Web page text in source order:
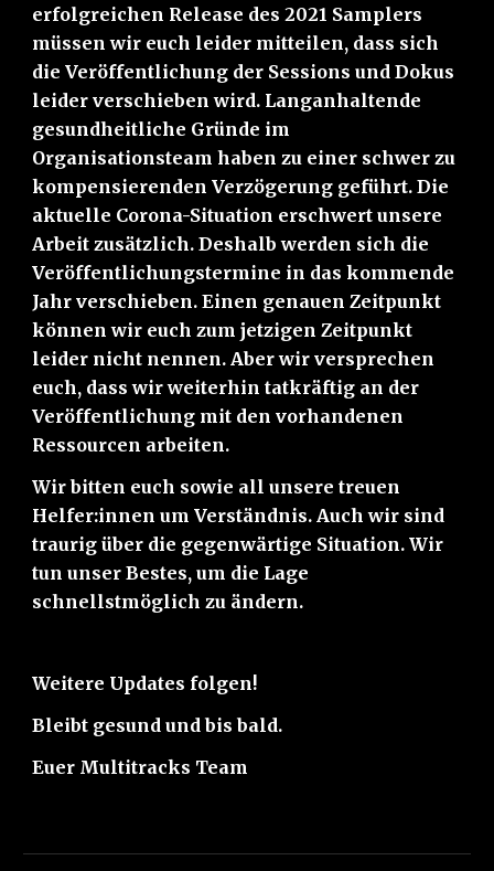
erfolgreichen Release des 2021 Samplers
müssen wir euch leider mitteilen, dass sich
die Veröffentlichung der Sessions und Dokus
leider verschieben wird. Langanhaltende
gesundheitliche Gründe im
Organisationsteam haben zu einer schwer zu
kompensierenden Verzögerung geführt. Die
aktuelle Corona-Situation erschwert unsere
Arbeit zusätzlich. Deshalb werden sich die
Veröffentlichungstermine in das kommende
Jahr verschieben. Einen genauen Zeitpunkt
können wir euch zum jetzigen Zeitpunkt
leider nicht nennen. Aber wir versprechen
euch, dass wir weiterhin tatkräftig an der
Veröffentlichung mit den vorhandenen
Ressourcen arbeiten.
Wir bitten euch sowie all unsere treuen
Helfer:innen um Verständnis. Auch wir sind
traurig über die gegenwärtige Situation. Wir
tun unser Bestes, um die Lage
schnellstmöglich zu ändern.
Weitere Updates folgen!
Bleibt gesund und bis bald.
Euer Multitracks Team